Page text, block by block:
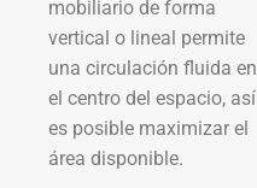
mobiliario de forma
vertical o lineal permite
una circulación fluida en
el centro del espacio, así
es posible maximizar el
área disponible.